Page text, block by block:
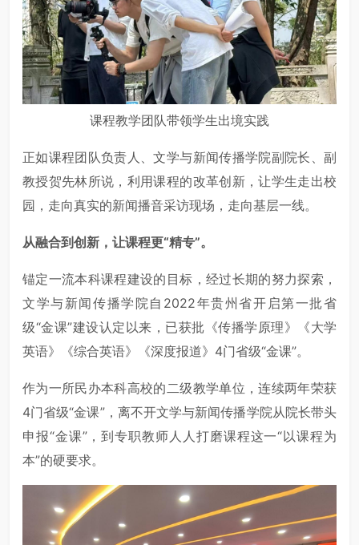
课程教学团队带领学生出境实践
正如课程团队负责人、文学与新闻传播学院副院长、副
教授贺先林所说，利用课程的改革创新，让学生走出校
园，走向真实的新闻播音采访现场，走向基层一线。
从融合到创新，让课程更“精专”。
锚定一流本科课程建设的目标，经过长期的努力探索，
文学与新闻传播学院自2022年贵州省开启第一批省
级“金课”建设认定以来，已获批《传播学原理》《大学
英语》《综合英语》《深度报道》4门省级“金课”。
作为一所民办本科高校的二级教学单位，连续两年荣获
4门省级“金课”，离不开文学与新闻传播学院从院长带头
申报“金课”，到专职教师人人打磨课程这一“以课程为
本”的硬要求。